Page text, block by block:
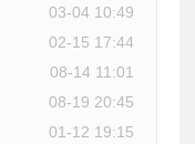
03-04 10:49
02-15 17:44
08-14 11:01
08-19 20:45
01-12 19:15